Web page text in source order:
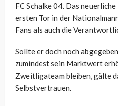
FC Schalke 04. Das
ersten Tor in der
Fans als auch die
Sollte er doch noch
zumindest sein Marktwert
Zweitligateam bleiben, gälte
Selbstvertrauen.